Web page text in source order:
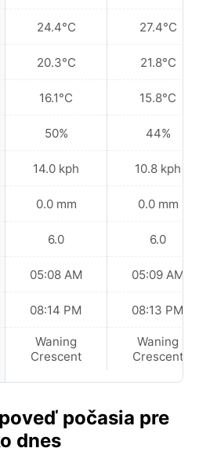
24.4°C
20.3°C
16.1°C
50%
14.0 kph
0.0 mm
6.0
05:08 AM
08:14 PM
Waning
Crescent
27.4°C
21.8°C
15.8°C
44%
10.8 kph
0.0 mm
6.0
05:09 AM
08:13 PM
Waning
Crescent
počasia pre
dnes